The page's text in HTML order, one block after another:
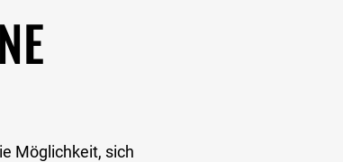
Möglichkeit, sich